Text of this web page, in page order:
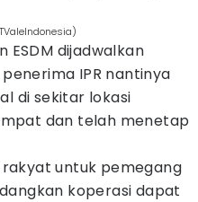
dijadwalkan
IPR nantinya
di sekitar lokasi
dan telah menetap
untuk pemegang
koperasi dapat